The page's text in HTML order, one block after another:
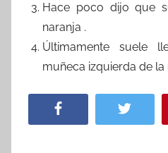
Hace poco dijo que
naranja .
Últimamente suele
muñeca izquierda de la